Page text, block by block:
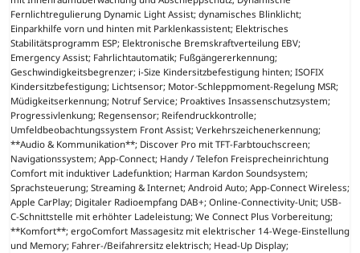
Fernlichtregulierung Dynamic Light Assist; dynamisches Blinklicht;
Einparkhilfe vorn und hinten mit Parklenkassistent; Elektrisches
Stabilitätsprogramm ESP; Elektronische Bremskraftverteilung EBV;
Emergency Assist; Fahrlichtautomatik; Fußgängererkennung;
Geschwindigkeitsbegrenzer; i-Size Kindersitzbefestigung hinten; ISOFIX
Kindersitzbefestigung; Lichtsensor; Motor-Schleppmoment-Regelung MSR;
Müdigkeitserkennung; Notruf Service; Proaktives Insassenschutzsystem;
Progressivlenkung; Regensensor; Reifendruckkontrolle;
Umfeldbeobachtungssystem Front Assist; Verkehrszeichenerkennung;
**Audio & Kommunikation**; Discover Pro mit TFT-Farbtouchscreen;
Navigationssystem; App-Connect; Handy / Telefon Freisprecheinrichtung
Comfort mit induktiver Ladefunktion; Harman Kardon Soundsystem;
Sprachsteuerung; Streaming & Internet; Android Auto; App-Connect Wireless;
Apple CarPlay; Digitaler Radioempfang DAB+; Online-Connectivity-Unit; USB-
C-Schnittstelle mit erhöhter Ladeleistung; We Connect Plus Vorbereitung;
**Komfort**; ergoComfort Massagesitz mit elektrischer 14-Wege-Einstellung
und Memory; Fahrer-/Beifahrersitz elektrisch; Head-Up Display;